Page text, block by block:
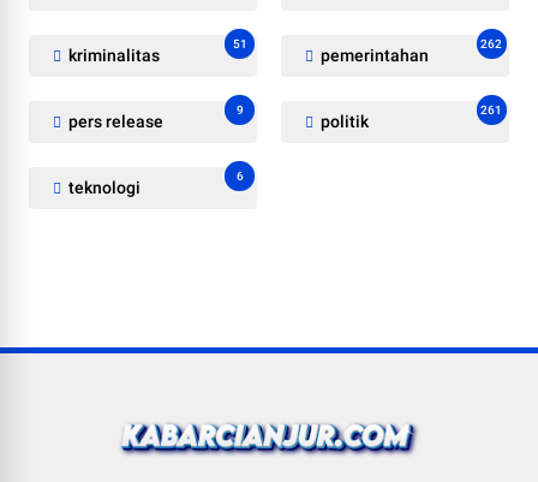
kriminalitas
51
pemerintahan
262
pers release
9
politik
261
teknologi
6